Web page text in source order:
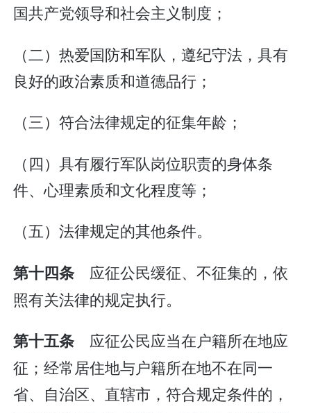
国共产党领导和社会主义制度；
（二）热爱国防和军队，遵纪守法，具有
良好的政治素质和道德品行；
（三）符合法律规定的征集年龄；
（四）具有履行军队岗位职责的身体条
件、心理素质和文化程度等；
（五）法律规定的其他条件。
第十四条 应征公民缓征、不征集的，依
照有关法律的规定执行。
第十五条 应征公民应当在户籍所在地应
征；经常居住地与户籍所在地不在同一
省、自治区、直辖市，符合规定条件的，